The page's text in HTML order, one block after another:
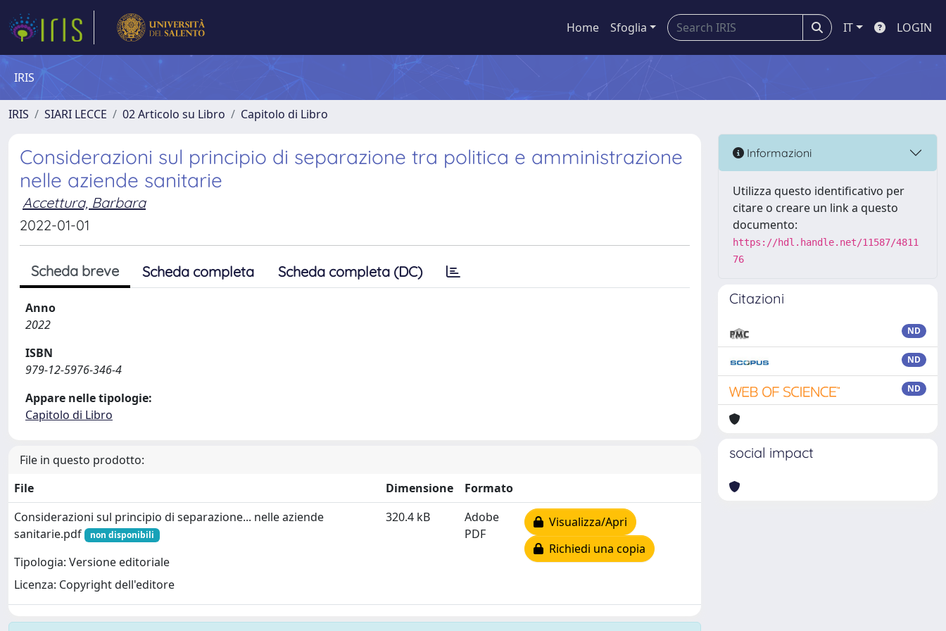
Home Sfoglia IT LOGIN
IRIS
IRIS SIARI LECCE 02 Articolo su Libro Capitolo di Libro
Considerazioni sul principio di separazione tra politica e amministrazione
nelle aziende sanitarie
Accettura, Barbara
2022-01-01
Scheda breve Scheda completa Scheda completa (DC)
Anno
2022
ISBN
979-12-5976-346-4
Appare nelle tipologie:
Capitolo di Libro
File in questo prodotto:
File
Dimensione
Formato
Considerazioni sul principio di separazione... nelle aziende
sanitarie.pdf
non disponibili
Tipologia: Versione editoriale
Licenza: Copyright dell'editore
320.4 kB
Adobe
PDF
Visualizza/Apri
Richiedi una copia
Informazioni
Utilizza questo identificativo per
citare o creare un link a questo
documento:
https://hdl.handle.net/11587/4811
76
Citazioni
ND
ND
ND
social impact